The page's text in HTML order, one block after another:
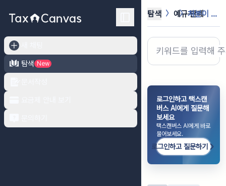
탐색
New
탐색 예규·판례 처분이 다르고 불복의 이유가 공통될 ...
로그인하고 택스캔
버스 AI에게 질문해
보세요
택스캔버스 AI에게 바로
물어보세요.
로그인하고 질문하기